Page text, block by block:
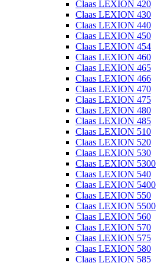
Claas LEXION 420
Claas LEXION 430
Claas LEXION 440
Claas LEXION 450
Claas LEXION 454
Claas LEXION 460
Claas LEXION 465
Claas LEXION 466
Claas LEXION 470
Claas LEXION 475
Claas LEXION 480
Claas LEXION 485
Claas LEXION 510
Claas LEXION 520
Claas LEXION 530
Claas LEXION 5300
Claas LEXION 540
Claas LEXION 5400
Claas LEXION 550
Claas LEXION 5500
Claas LEXION 560
Claas LEXION 570
Claas LEXION 575
Claas LEXION 580
Claas LEXION 585